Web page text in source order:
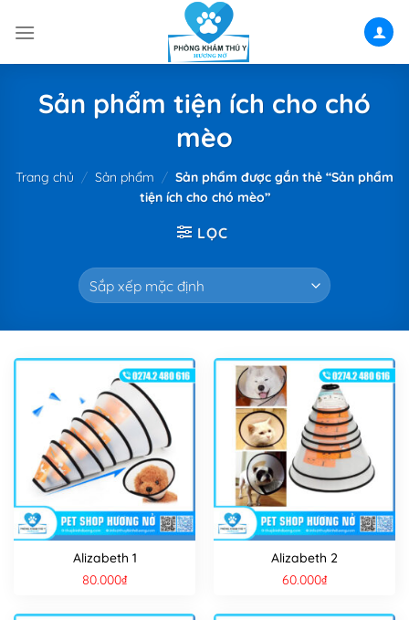
Sản phẩm tiện ích cho chó
mèo
Trang chủ / Sản phẩm / Sản phẩm được gắn thẻ “Sản phẩm
tiện ích cho chó mèo”
LỌC
Alizabeth 1
80.000₫
Alizabeth 2
60.000₫